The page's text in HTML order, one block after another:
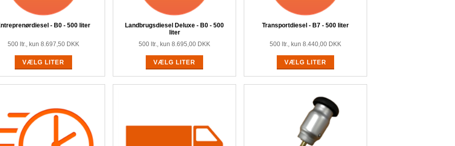
- B0 - 500 liter
500 ltr., kun 8.697,50 DKK
VÆLG LITER
Landbrugsdiesel Deluxe - B0 - 500
liter
500 ltr., kun 8.695,00 DKK
VÆLG LITER
Transportdiesel - B7 - 500 liter
500 ltr., kun 8.440,00 DKK
VÆLG LITER